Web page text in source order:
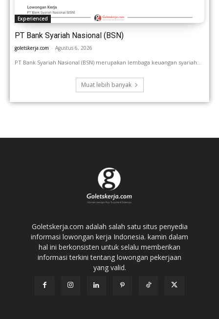
Experienced
PT Bank Syariah Nasional (BSN)
goletskerja.com - Agustus 6, 2026
PT Bank Syariah Nasional (BSN) merupakan lembaga keuangan syariah...
Muat lebih banyak
Goletskerja.com adalah salah satu situs penyedia
informasi lowongan kerja Indonesia. kamin dalam
hal ini berkonsisten untuk selalu memberikan
informasi terkini tentang lowongan pekerjaan
yang valid.